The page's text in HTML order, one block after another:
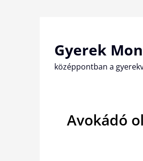
Gyerek
középpontban a
Avokádó